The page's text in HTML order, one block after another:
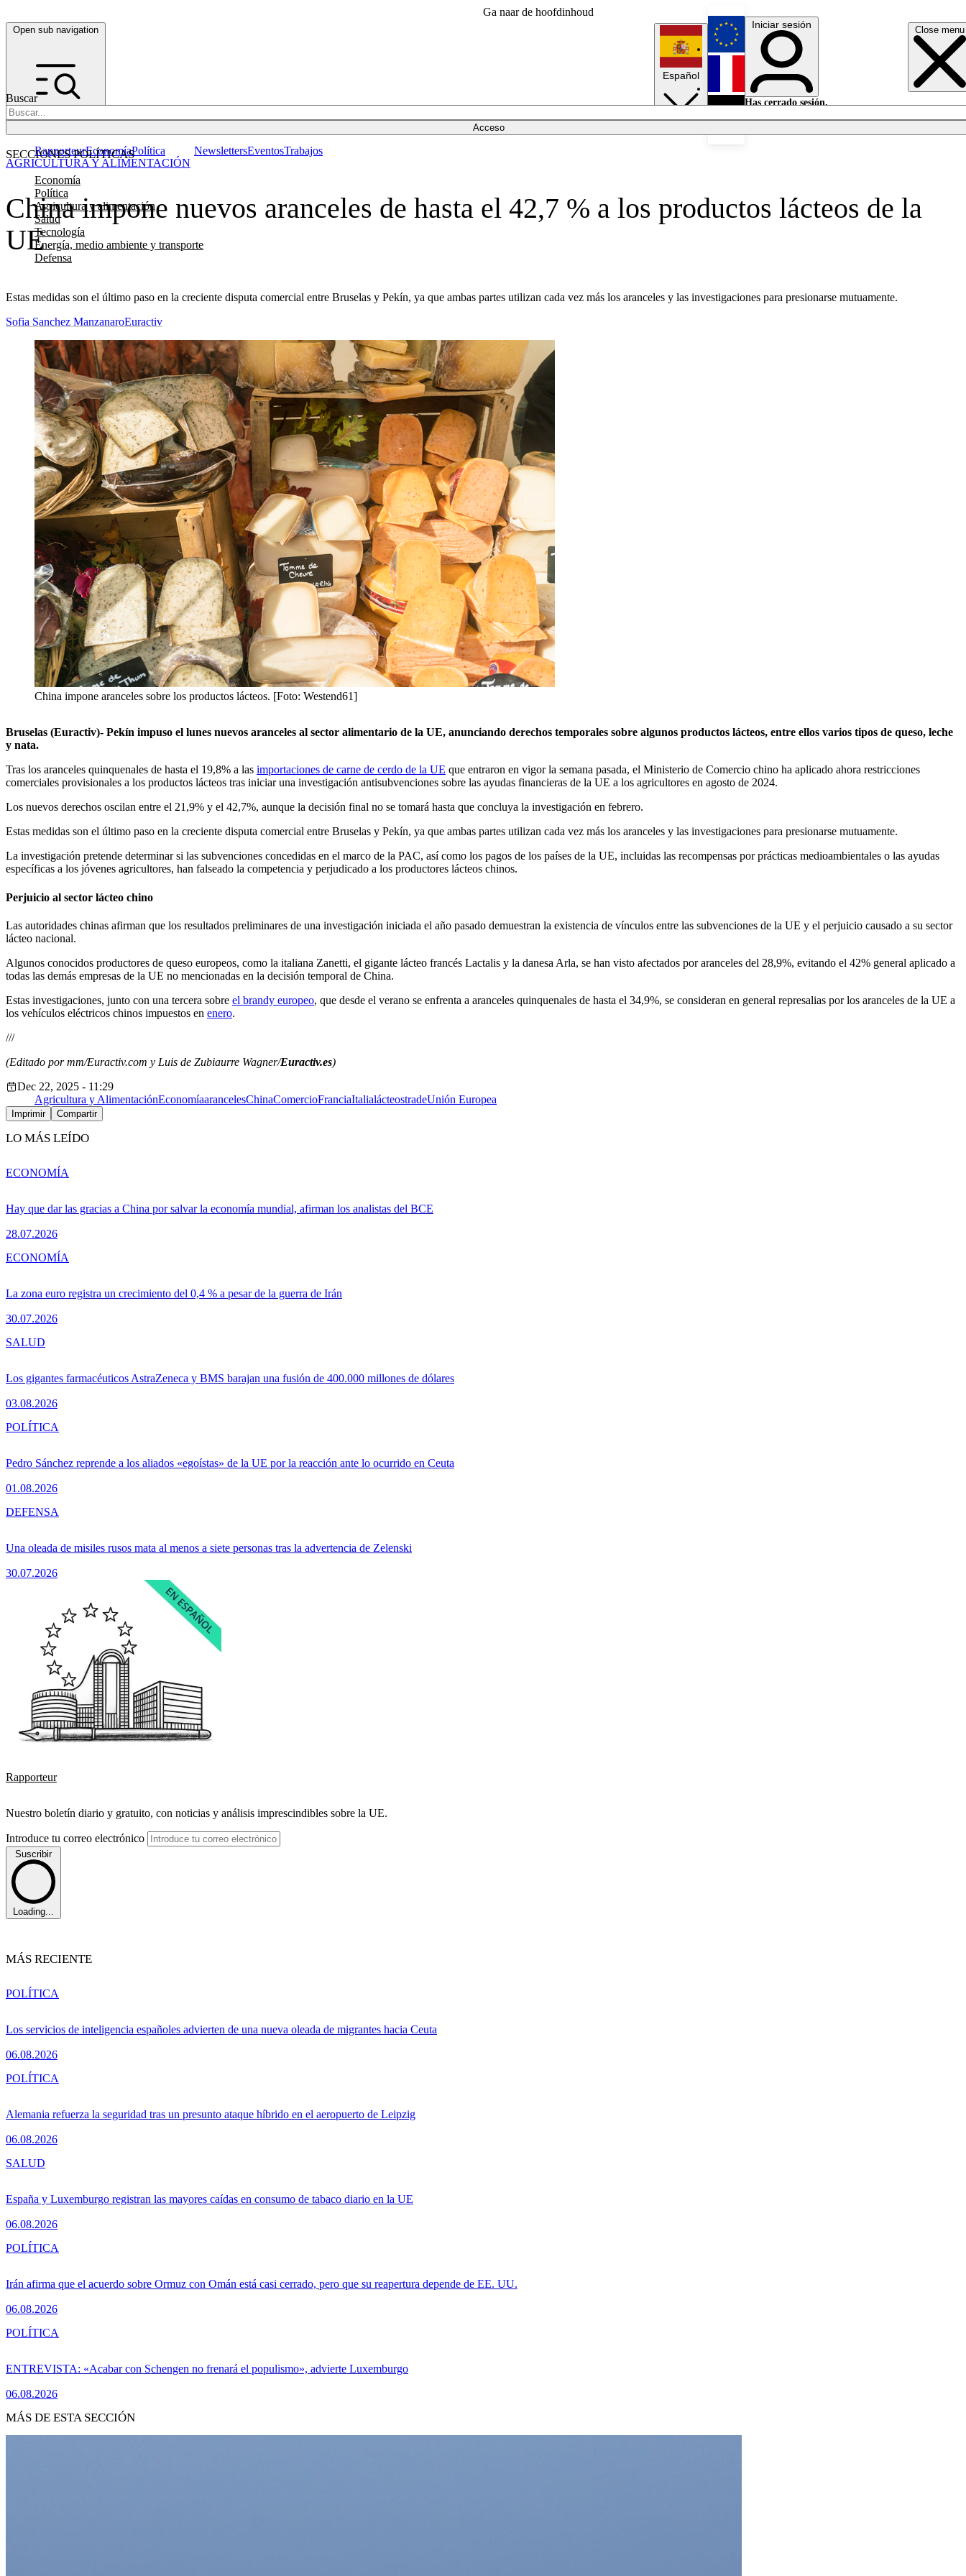
Ga naar de hoofdinhoud
Open sub navigation Close menu
Buscar
Acceso
SECCIONES POLÍTICAS
Economía
Política
Agricultura y alimentación
Salud
Tecnología
Energía, medio ambiente y transporte
Defensa
RapporteurEconomíaPolítica NewslettersEventosTrabajos
Español
English
Français
Iniciar sesión
Has cerrado sesión.
China impone nuevos aranceles de hasta el 42,7 % a los productos lácteos de la
UE
Estas medidas son el último paso en la creciente disputa comercial entre Bruselas y Pekín, ya que ambas partes utilizan cada vez más los aranceles y las investigaciones para presionarse mutuamente.
AGRICULTURA Y ALIMENTACIÓN
Sofia Sanchez ManzanaroEuractiv
China impone aranceles sobre los productos lácteos. [Foto: Westend61]
Bruselas (Euractiv)- Pekín impuso el lunes nuevos aranceles al sector alimentario de la UE, anunciando derechos temporales sobre algunos productos lácteos, entre ellos varios tipos de queso, leche
y nata.
Tras los aranceles quinquenales de hasta el 19,8% a las importaciones de carne de cerdo de la UE que entraron en vigor la semana pasada, el Ministerio de Comercio chino ha aplicado ahora restricciones
comerciales provisionales a los productos lácteos tras iniciar una investigación antisubvenciones sobre las ayudas financieras de la UE a los agricultores en agosto de 2024.
Los nuevos derechos oscilan entre el 21,9% y el 42,7%, aunque la decisión final no se tomará hasta que concluya la investigación en febrero.
Estas medidas son el último paso en la creciente disputa comercial entre Bruselas y Pekín, ya que ambas partes utilizan cada vez más los aranceles y las investigaciones para presionarse mutuamente.
La investigación pretende determinar si las subvenciones concedidas en el marco de la PAC, así como los pagos de los países de la UE, incluidas las recompensas por prácticas medioambientales o las ayudas
específicas a los jóvenes agricultores, han falseado la competencia y perjudicado a los productores lácteos chinos.
Perjuicio al sector lácteo chino
Las autoridades chinas afirman que los resultados preliminares de una investigación iniciada el año pasado demuestran la existencia de vínculos entre las subvenciones de la UE y el perjuicio causado a su sector
lácteo nacional.
Algunos conocidos productores de queso europeos, como la italiana Zanetti, el gigante lácteo francés Lactalis y la danesa Arla, se han visto afectados por aranceles del 28,9%, evitando el 42% general aplicado a
todas las demás empresas de la UE no mencionadas en la decisión temporal de China.
Estas investigaciones, junto con una tercera sobre el brandy europeo, que desde el verano se enfrenta a aranceles quinquenales de hasta el 34,9%, se consideran en general represalias por los aranceles de la UE a
los vehículos eléctricos chinos impuestos en enero.
///
(Editado por mm/Euractiv.com y Luis de Zubiaurre Wagner/Euractiv.es)
Dec 22, 2025 - 11:29
Agricultura y AlimentaciónEconomíaarancelesChinaComercioFranciaItalialácteostradeUnión Europea
Imprimir Compartir
LO MÁS LEÍDO
Hay que dar las gracias a China por salvar la economía mundial, afirman los analistas del BCE
28.07.2026
ECONOMÍA
La zona euro registra un crecimiento del 0,4 % a pesar de la guerra de Irán
30.07.2026
ECONOMÍA
Los gigantes farmacéuticos AstraZeneca y BMS barajan una fusión de 400.000 millones de dólares
03.08.2026
SALUD
Pedro Sánchez reprende a los aliados «egoístas» de la UE por la reacción ante lo ocurrido en Ceuta
01.08.2026
POLÍTICA
Una oleada de misiles rusos mata al menos a siete personas tras la advertencia de Zelenski
30.07.2026
DEFENSA
Rapporteur
Nuestro boletín diario y gratuito, con noticias y análisis imprescindibles sobre la UE.
Introduce tu correo electrónico
Suscribir
Loading...
MÁS RECIENTE
Los servicios de inteligencia españoles advierten de una nueva oleada de migrantes hacia Ceuta
06.08.2026
POLÍTICA
Alemania refuerza la seguridad tras un presunto ataque híbrido en el aeropuerto de Leipzig
06.08.2026
POLÍTICA
España y Luxemburgo registran las mayores caídas en consumo de tabaco diario en la UE
06.08.2026
SALUD
Irán afirma que el acuerdo sobre Ormuz con Omán está casi cerrado, pero que su reapertura depende de EE. UU.
06.08.2026
POLÍTICA
ENTREVISTA: «Acabar con Schengen no frenará el populismo», advierte Luxemburgo
06.08.2026
POLÍTICA
MÁS DE ESTA SECCIÓN